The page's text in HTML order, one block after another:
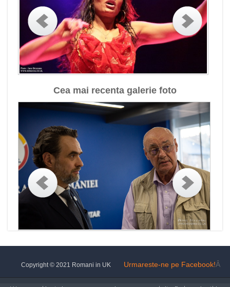
Cea mai recenta galerie foto
Urmareste-ne pe Facebook!Â
Copyright © 2021 Romani in UK